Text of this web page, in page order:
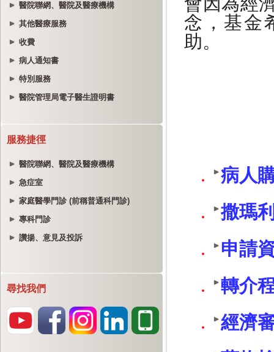
醫院聯網、醫院及醫療機構
其他醫療服務
收費
病人通知書
特別服務
醫院管理局電子醫生證明書
服務捷徑
醫院聯網、醫院及醫療機構
急症室
家庭醫學門診 (前稱普通科門診)
專科門診
讚揚、意見及投訴
尋找我們